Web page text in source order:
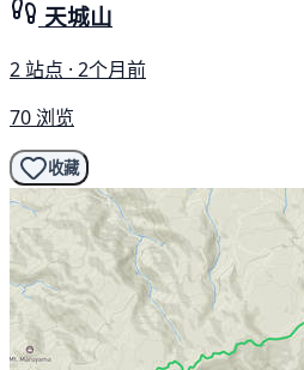
天城山
2 站点 · 2个月前
70 浏览
收藏